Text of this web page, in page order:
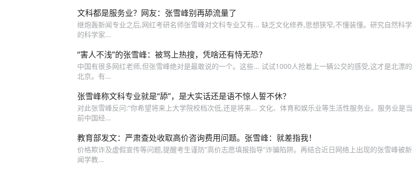
文科都是服务业？网友：张雪峰别再舔流量了
继炮轰新闻专业之后,网红考研名师张雪峰对文科专业又有... 缺乏文化修养,思想狭窄,不懂装懂。研究自然科学
的科学家...
“害人不浅”的张雪峰：被骂上热搜，凭啥还有恃无恐？
中国有很多网红老师,但张雪峰绝对是最敢说的一个。这些... 试试1000人抢着上一辆公交的感受,这才是北漂的
北京。有...
张雪峰称文科专业就是“舔”，是大实话还是语不惊人誓不休？
对此张雪峰反问:“你希望将来上大学院校档次低,还是将来... 文化、体育和娱乐业等生活性服务业。服务业是当
前中国经...
教育部发文：严肃查处收取高价咨询费用问题。张雪峰：就差指我！
价格欺诈及虚假宣传等问题,提醒考生谨防“高价志愿填报指导”诈骗陷阱。再结合近日网络上出现的张雪峰被新
闻学教...